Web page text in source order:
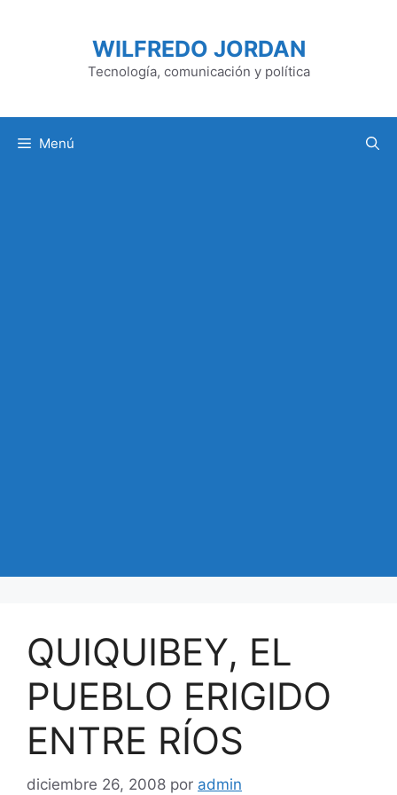
WILFREDO JORDAN
Tecnología, comunicación y política
Menú
QUIQUIBEY, EL
PUEBLO ERIGIDO
ENTRE RÍOS
diciembre 26, 2008 por admin